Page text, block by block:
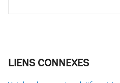
LIENS CONNEXES